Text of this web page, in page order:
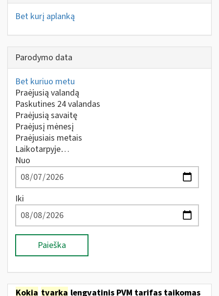
Bet kurį aplanką
Parodymo data
Bet kuriuo metu
Praėjusią valandą
Paskutines 24 valandas
Praėjusią savaitę
Praėjusį mėnesį
Praėjusiais metais
Laikotarpyje…
Nuo
Iki
Paieška
Kokia tvarka lengvatinis PVM tarifas taikomas